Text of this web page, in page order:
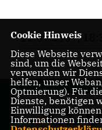
11.09.2007,
Cookie Hinweis
Diese Webseite
sind, um die
verwenden wir
helfen, unser
Optmierung). Für
Dienste, benötigen
Einwilligung
Informationen